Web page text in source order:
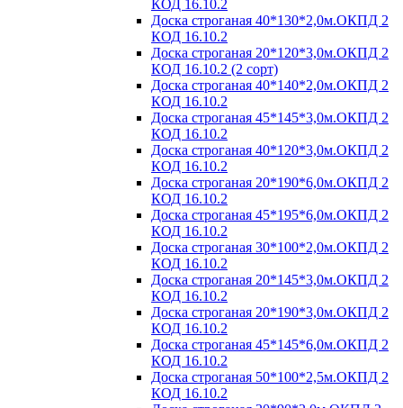
КОД 16.10.2
Доска строганая 40*130*2,0м.ОКПД 2
КОД 16.10.2
Доска строганая 20*120*3,0м.ОКПД 2
КОД 16.10.2 (2 сорт)
Доска строганая 40*140*2,0м.ОКПД 2
КОД 16.10.2
Доска строганая 45*145*3,0м.ОКПД 2
КОД 16.10.2
Доска строганая 40*120*3,0м.ОКПД 2
КОД 16.10.2
Доска строганая 20*190*6,0м.ОКПД 2
КОД 16.10.2
Доска строганая 45*195*6,0м.ОКПД 2
КОД 16.10.2
Доска строганая 30*100*2,0м.ОКПД 2
КОД 16.10.2
Доска строганая 20*145*3,0м.ОКПД 2
КОД 16.10.2
Доска строганая 20*190*3,0м.ОКПД 2
КОД 16.10.2
Доска строганая 45*145*6,0м.ОКПД 2
КОД 16.10.2
Доска строганая 50*100*2,5м.ОКПД 2
КОД 16.10.2